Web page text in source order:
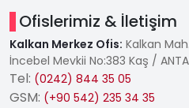
Ofislerimiz & İletişim
Kalkan Merkez Ofis: Kalkan
İncebel Mevkii No:383 Kaş /
Tel: (0242) 844 35 05
GSM: (+90 542) 235 34 35